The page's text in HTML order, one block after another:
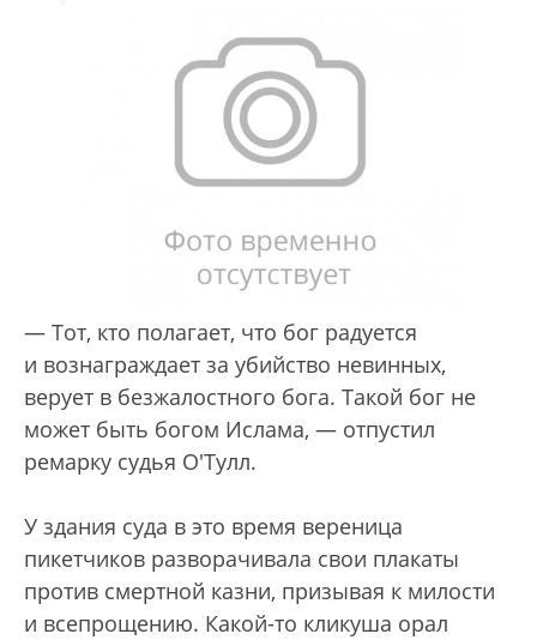
— Тот, кто полагает, что бог радуется
и вознаграждает за убийство невинных,
верует в безжалостного бога. Такой бог не
может быть богом Ислама, — отпустил
ремарку судья О'Тулл.
У здания суда в это время вереница
пикетчиков разворачивала свои плакаты
против смертной казни, призывая к милости
и всепрощению. Какой-то кликуша орал